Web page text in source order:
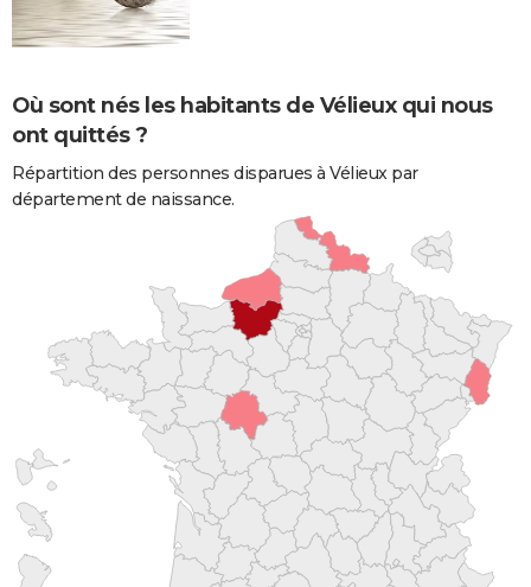
Où sont nés les habitants de Vélieux qui nous
ont quittés ?
Répartition des personnes disparues à Vélieux par
département de naissance.